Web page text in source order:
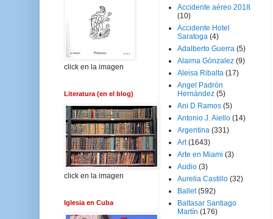
click en la imagen
Literatura (en el blog)
click en la imagen
Iglesia en Cuba
Accidente aéreo 2018
(10)
Accidente Hotel
Saratoga (4)
Adalberto Guerra (5)
Alaima Gónzalez (9)
Aleisa Ribalta (17)
Angel Padrón
Hernández (5)
Ani D Ramos (5)
Antonio J. Aiello (14)
Argentina (331)
Art (1643)
Arte en Miami (3)
Audio (3)
Aurelia Castillo (32)
Ballet (592)
Baltasar Santiago
Martín (176)